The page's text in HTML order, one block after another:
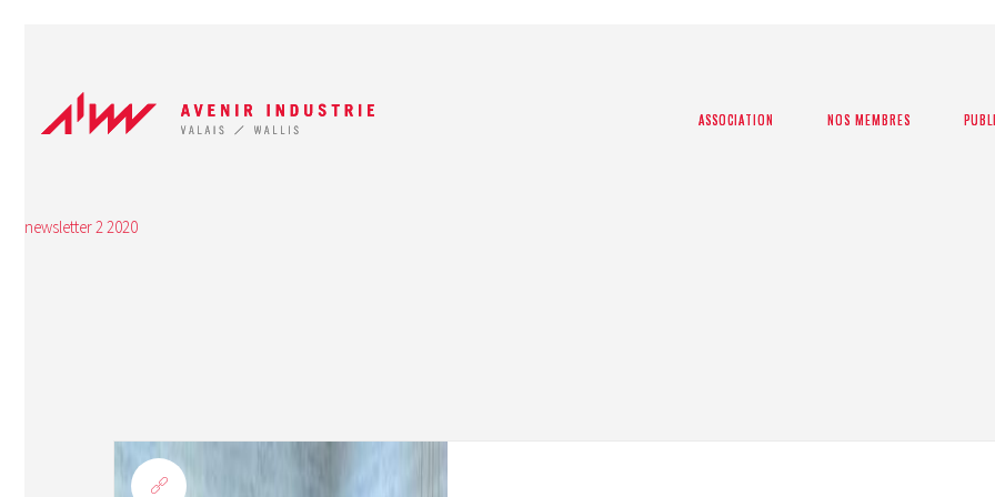
ASSOCIATION NOS MEMBRES
ASSOCIATION NOS MEMBRES
newsletter 2 2020